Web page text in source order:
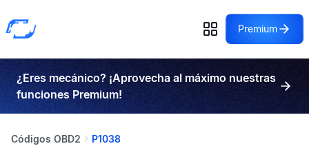
Premium
¿Eres mecánico? ¡Aprovecha al máximo nuestras
funciones Premium!
Códigos OBD2 P1038